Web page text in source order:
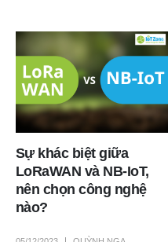
Sự khác biệt giữa
LoRaWAN và NB-IoT,
nên chọn công nghệ
nào?